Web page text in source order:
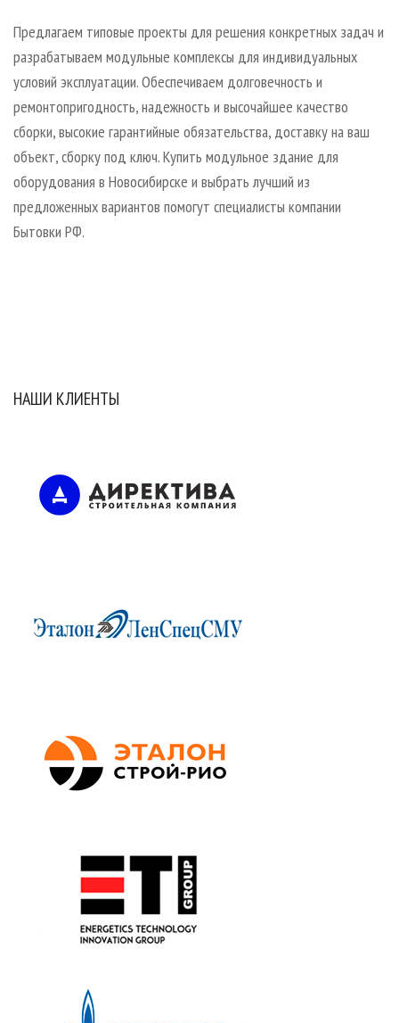
Предлагаем типовые проекты для решения конкретных задач и
разрабатываем модульные комплексы для индивидуальных
условий эксплуатации. Обеспечиваем долговечность и
ремонтопригодность, надежность и высочайшее качество
сборки, высокие гарантийные обязательства, доставку на ваш
объект, сборку под ключ. Купить модульное здание для
оборудования в Новосибирске и выбрать лучший из
предложенных вариантов помогут специалисты компании
Бытовки РФ.
НАШИ КЛИЕНТЫ